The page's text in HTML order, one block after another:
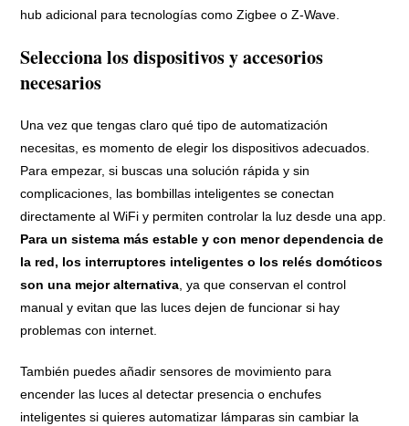
hub adicional para tecnologías como Zigbee o Z-Wave.
Selecciona los dispositivos y accesorios
necesarios
Una vez que tengas claro qué tipo de automatización
necesitas, es momento de elegir los dispositivos adecuados.
Para empezar, si buscas una solución rápida y sin
complicaciones, las bombillas inteligentes se conectan
directamente al WiFi y permiten controlar la luz desde una app.
Para un sistema más estable y con menor dependencia de
la red, los interruptores inteligentes o los relés domóticos
son una mejor alternativa, ya que conservan el control
manual y evitan que las luces dejen de funcionar si hay
problemas con internet.
También puedes añadir sensores de movimiento para
encender las luces al detectar presencia o enchufes
inteligentes si quieres automatizar lámparas sin cambiar la